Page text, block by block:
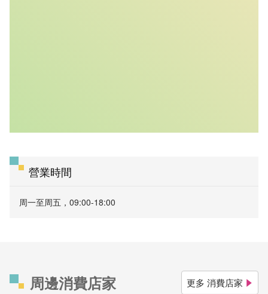
營業時間
周一至周五，09:00-18:00
周邊消費店家 更多 消費店家